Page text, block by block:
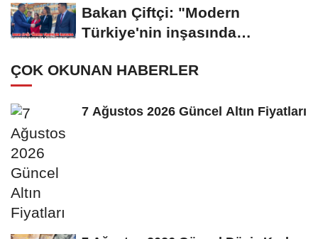
Bakan Çiftçi: "Modern
Türkiye'nin inşasında
ÇOK OKUNAN HABERLER
7 Ağustos 2026 Güncel Altın Fiyatları